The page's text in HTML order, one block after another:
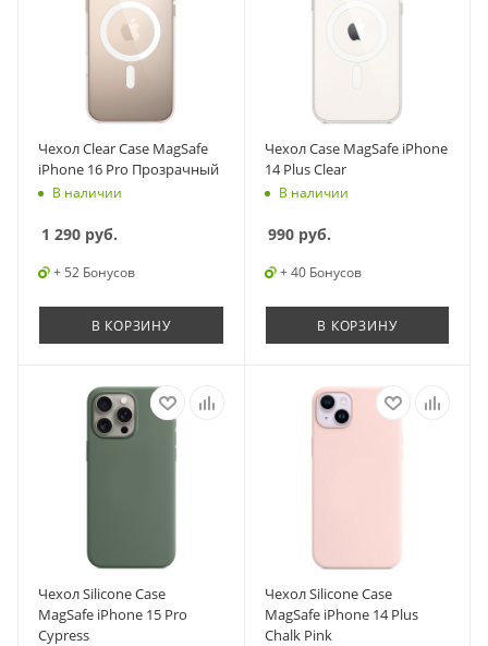
Чехол Clear Case MagSafe
iPhone 16 Pro Прозрачный
В наличии
1 290 руб.
+ 52 Бонусов
В КОРЗИНУ
Чехол Case MagSafe iPhone
14 Plus Clear
В наличии
990руб.
+ 40 Бонусов
В КОРЗИНУ
Чехол Silicone Case
MagSafe iPhone 15 Pro
Cypress
Чехол Silicone Case
MagSafe iPhone 14 Plus
Chalk Pink